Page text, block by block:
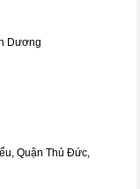
Dương
Quận Thủ Đức,